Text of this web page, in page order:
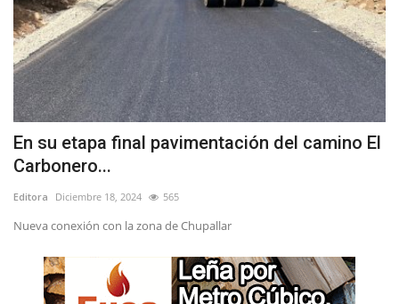
En su etapa final pavimentación del camino El
Carbonero...
Editora Diciembre 18, 2024 565
Nueva conexión con la zona de Chupallar